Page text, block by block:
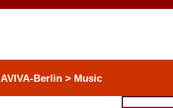
AVIVA-Berlin > Music